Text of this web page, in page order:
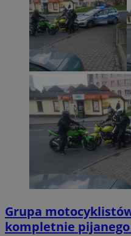
Grupa
kompletnie pijanego